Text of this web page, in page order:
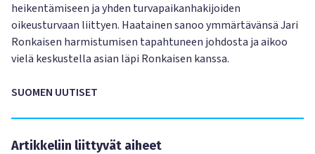
heikentämiseen ja yhden turvapaikanhakijoiden
oikeusturvaan liittyen. Haatainen sanoo ymmärtävänsä Jari
Ronkaisen harmistumisen tapahtuneen johdosta ja aikoo
vielä keskustella asian läpi Ronkaisen kanssa.
SUOMEN UUTISET
Artikkeliin liittyvät aiheet